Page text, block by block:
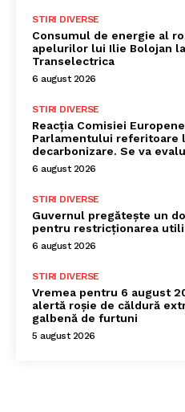
STIRI DIVERSE
Consumul de energie al
apelurilor lui Ilie Bolojan
Transelectrica
6 august 2026
STIRI DIVERSE
Reacția Comisiei
Parlamentului referitoare
decarbonizare. Se va
6 august 2026
STIRI DIVERSE
Guvernul pregătește un
pentru restricționarea
6 august 2026
STIRI DIVERSE
Vremea pentru 6 august
alertă roșie de căldură
galbenă de furtuni
5 august 2026